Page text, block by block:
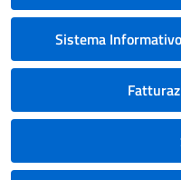
Sistema